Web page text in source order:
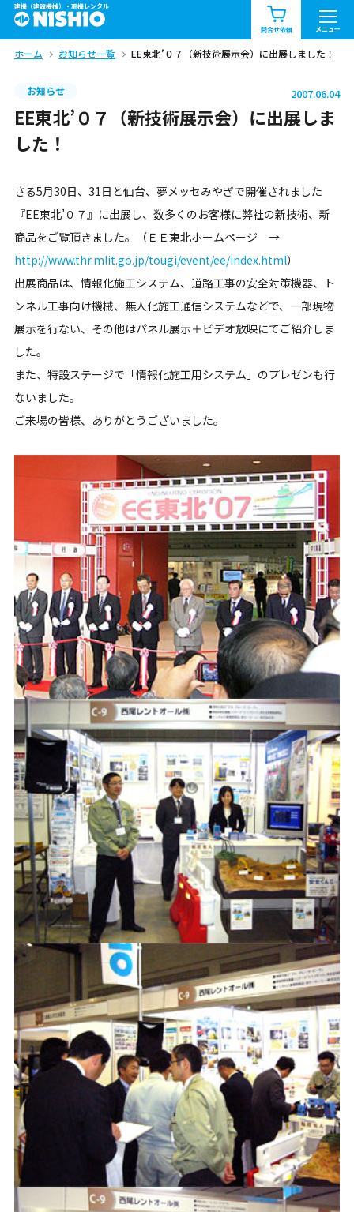
建機（建設機械）・重機レンタル
問合せ依頼 メニュー
商品一覧 お知らせ一覧
問合せ依頼リスト お問合せ
北海道 東北 関東
九州・沖縄（外部）
ホーム お知らせ一覧 EE東北’０７（新技術展示会）に出展しました！
お知らせ 2007.06.04
EE東北’０７（新技術展示会）に出展しま
した！
さる5月30日、31日と仙台、夢メッセみやぎで開催されました
『EE東北’０７』に出展し、数多くのお客様に弊社の新技術、新
商品をご覧頂きました。（ＥＥ東北ホームページ →
http://www.thr.mlit.go.jp/tougi/event/ee/index.html）
出展商品は、情報化施工システム、道路工事の安全対策機器、ト
ンネル工事向け機械、無人化施工通信システムなどで、一部現物
展示を行ない、その他はパネル展示＋ビデオ放映にてご紹介しま
した。
また、特設ステージで「情報化施工用システム」のプレゼンも行
ないました。
ご来場の皆様、ありがとうございました。